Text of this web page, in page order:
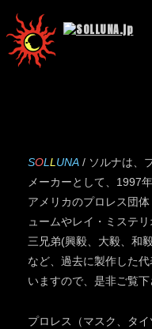
SOLLUNA / ソルナは、
メーカーとして、1997
アメリカのプロレス団
ュームやレイ・ミステ
三兄弟(興毅、大毅、和
など、過去に製作した
いますので、是非ご覧下
プロレス（マスク、タ